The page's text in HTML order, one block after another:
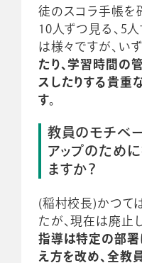
徒のスコラ手帳を
10人ずつ見る、5
は様々ですが、い
たり、学習時間の
スしたりする貴重
す。
教員のモチベ
アップのため
ますか？
(稲村校長)かつて
たが、現在は廃止し
指導は特定の部署
え方を改め、全教